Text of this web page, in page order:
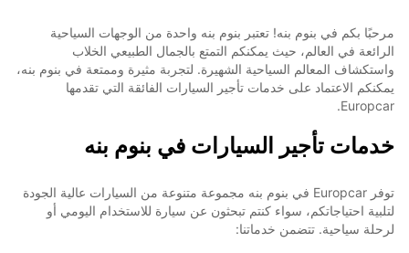
مرحبًا بكم في بنوم بنه! تعتبر بنوم بنه واحدة من الوجهات السياحية
الرائعة في العالم، حيث يمكنكم التمتع بالجمال الطبيعي الخلاب
واستكشاف المعالم السياحية الشهيرة. لتجربة مثيرة وممتعة في بنوم بنه،
يمكنكم الاعتماد على خدمات تأجير السيارات الفائقة التي تقدمها
Europcar.
خدمات تأجير السيارات في بنوم بنه
توفر Europcar في بنوم بنه مجموعة متنوعة من السيارات عالية الجودة
لتلبية احتياجاتكم، سواء كنتم تبحثون عن سيارة للاستخدام اليومي أو
لرحلة سياحية. تتضمن خدماتنا: